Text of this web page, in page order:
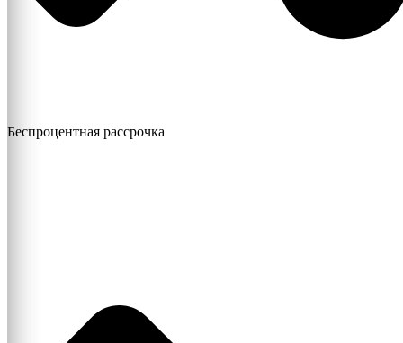
Беспроцентная рассрочка